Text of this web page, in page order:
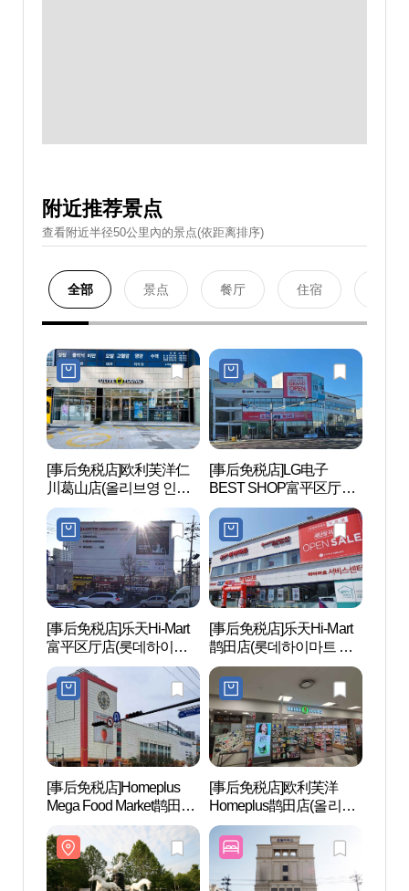
附近推荐景点
查看附近半径50公里內的景点(依距离排序)
全部 景点 餐厅 住宿
[事后免税店]欧利芙洋仁
川葛山店(올리브영 인천
갈산점)
[事后免税店]LG电子
BEST SHOP富平区厅店
(LG전자 베스트샵 부평구
청점)
[事后免税店]乐天Hi-Mart
富平区厅店(롯데하이마
트 부평구청점)
[事后免税店]乐天Hi-Mart
鹊田店(롯데하이마트 작
전점)
[事后免税店]Homeplus
Mega Food Market鹊田店
(홈플러스 메가푸드마켓
작전점)
[事后免税店]欧利芙洋
Homeplus鹊田店(올리브
영 홈플러스작전점)